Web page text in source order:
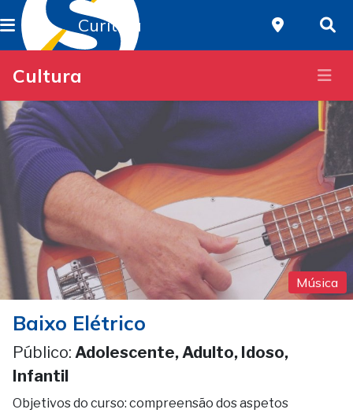
Curitiba
Cultura
Música
Baixo Elétrico
Público: Adolescente, Adulto, Idoso,
Infantil
Objetivos do curso: compreensão dos aspetos